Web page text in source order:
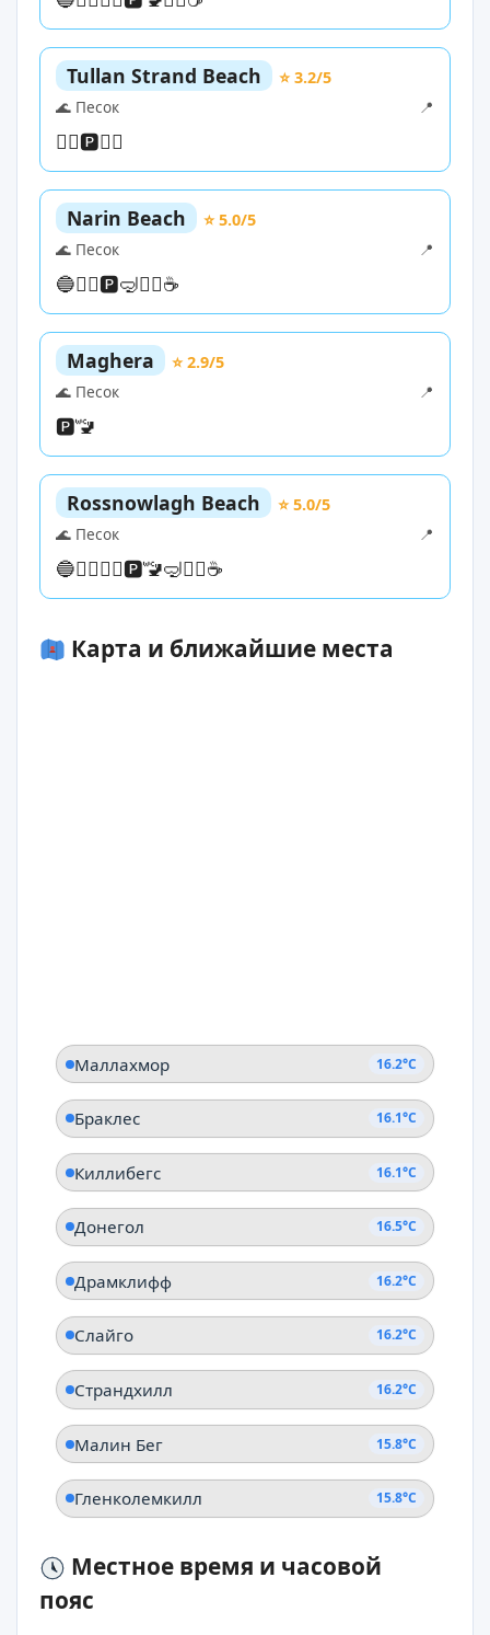
Tullan Strand Beach
⭐ 3.2/5
🌊 Песок
📍
🏊‍♀️🅿️🏄‍♀️
Narin Beach
⭐ 5.0/5
🌊 Песок
📍
🔵🏊‍♀️🅿️🤿🏄‍♀️☕
Maghera
⭐ 2.9/5
🌊 Песок
📍
🅿️🚾
Rossnowlagh Beach
⭐ 5.0/5
🌊 Песок
📍
🔵🏊‍♀️🏄‍♀️🅿️🚾🤿🏄‍♀️☕
Карта и ближайшие места
Маллахмор 16.2°C
Браклес 16.1°C
Киллибегс 16.1°C
Донегол 16.5°C
Драмклифф 16.2°C
Слайго 16.2°C
Страндхилл 16.2°C
Малин Бег 15.8°C
Гленколемкилл 15.8°C
Местное время и часовой
пояс